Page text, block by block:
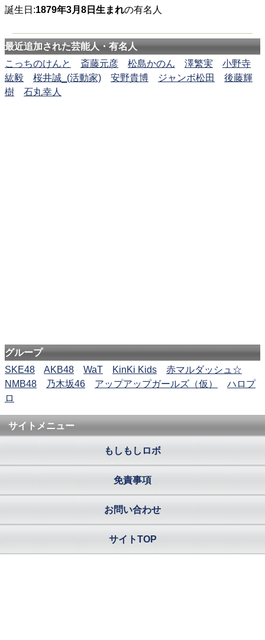
誕生日:1879年3月8日生まれの有名人
最近追加された芸能人・有名人
こっちのけんと
斎藤元彦 松島かのん 澤繁実
小野寺
紘毅
桜井誠_(活動家) 安野貴博 ジャンボ松田
後藤輝
樹
石丸幸人
グループ
SKE48
AKB48 WaT KinKi Kids
赤マルダッシュ☆
NMB48
乃木坂46 アップアップガールズ（仮）
ハロプ
ロ
サイトメニュー
もしもしロボ
免責事項
お問い合わせ
サイトTOP